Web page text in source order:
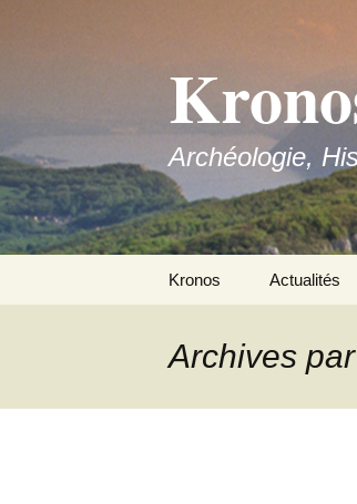
Archéologie,
Kronos Actualités
Archives